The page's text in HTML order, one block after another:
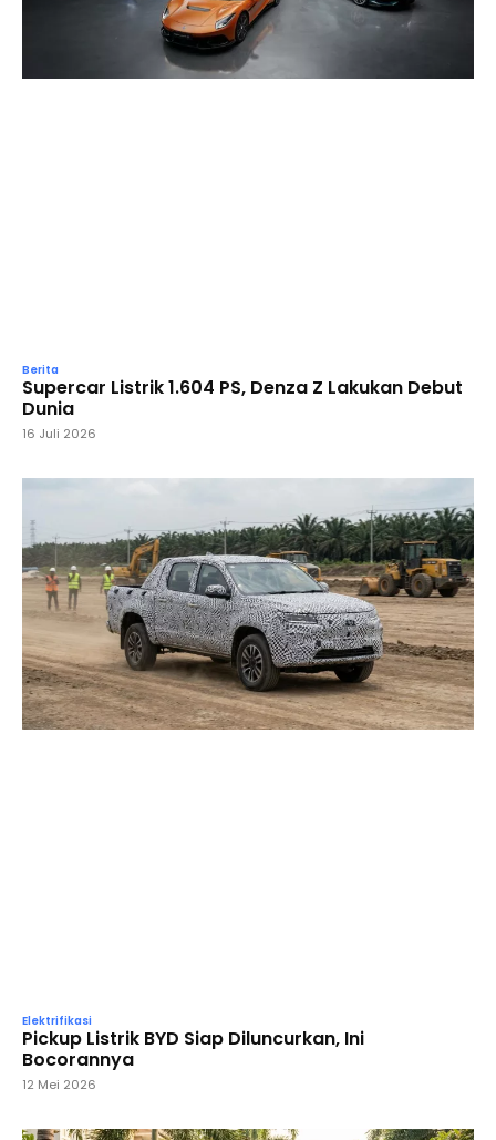
Berita
Supercar Listrik 1.604 PS, Denza Z Lakukan Debut
Dunia
16 Juli 2026
Elektrifikasi
Pickup Listrik BYD Siap Diluncurkan, Ini
Bocorannya
12 Mei 2026